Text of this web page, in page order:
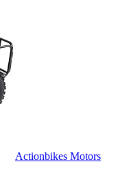
Actionbikes Motors